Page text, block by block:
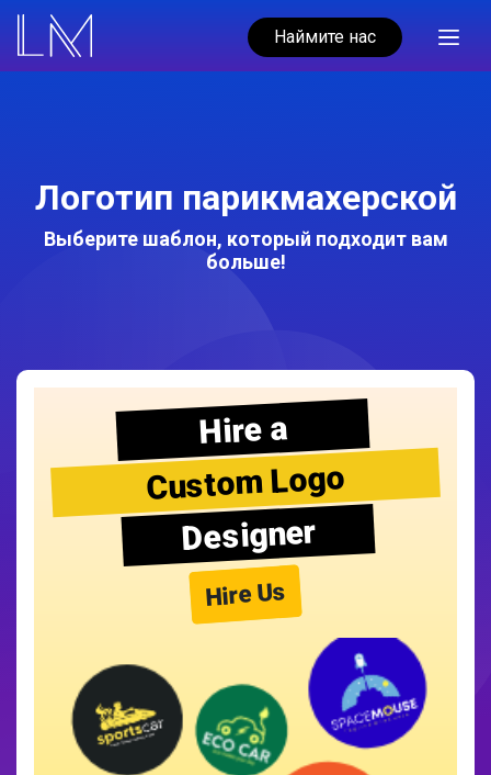
Наймите нас
Логотип парикмахерской
Выберите шаблон, который подходит вам
больше!
Hire a
Custom Logo
Designer
Hire Us